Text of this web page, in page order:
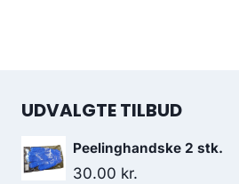
UDVALGTE TILBUD
Peelinghandske 2 stk.
30.00 kr.